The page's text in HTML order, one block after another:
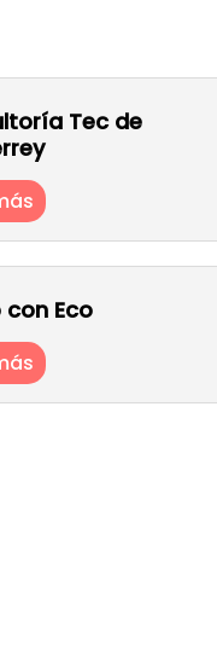
Tec de
Eco